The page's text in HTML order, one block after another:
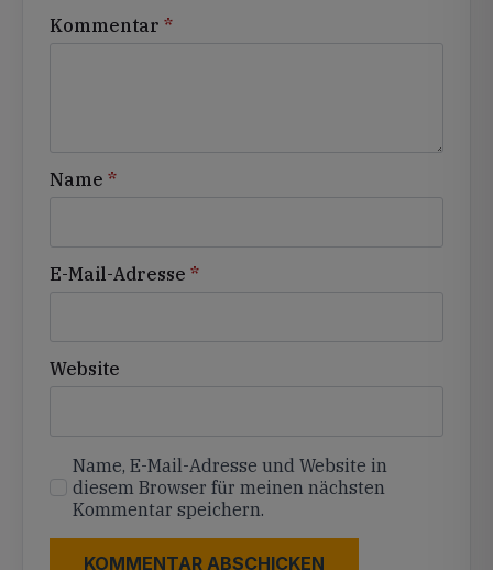
Kommentar *
Name *
E-Mail-Adresse *
Website
Name, E-Mail-Adresse und Website in
diesem Browser für meinen nächsten
Kommentar speichern.